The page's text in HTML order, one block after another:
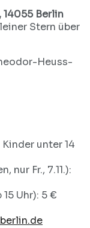
14055 Berlin
Stern über
Heuss-
unter 14
nur Fr., 7.11.):
Uhr): 5 €